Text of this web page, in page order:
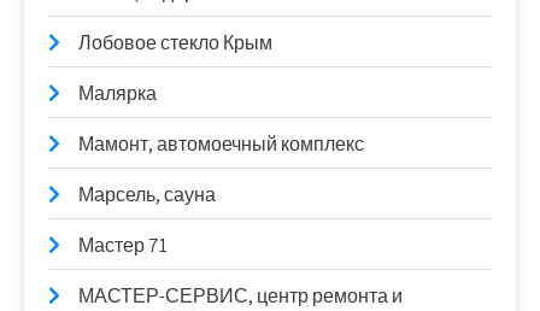
Лобовое стекло Крым
Малярка
Мамонт, автомоечный комплекс
Марсель, сауна
Мастер 71
МАСТЕР-СЕРВИС, центр ремонта и